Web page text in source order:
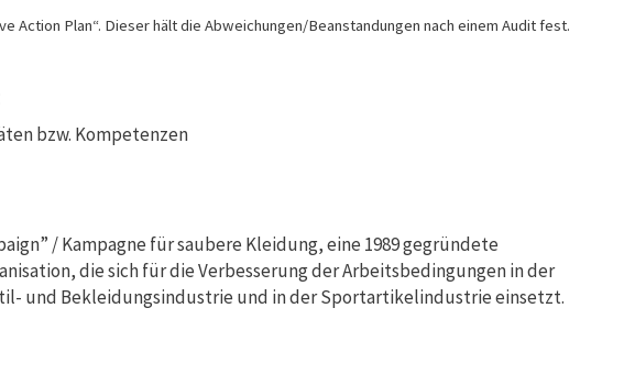
Action Plan“. Dieser hält die Abweichungen/Beanstandungen nach einem Audit fest.
bzw. Kompetenzen
/ Kampagne für saubere Kleidung, eine 1989 gegründete
die sich für die Verbesserung der Arbeitsbedingungen in der
und Bekleidungsindustrie und in der Sportartikelindustrie einsetzt.